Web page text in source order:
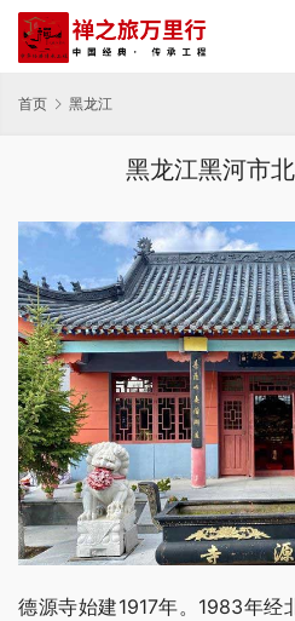
首页 黑龙江
黑龙江黑河市
德源寺始建1917年。1983年经